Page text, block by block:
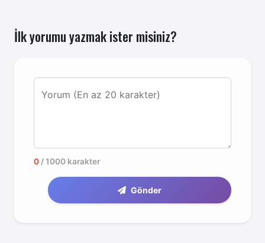
İlk yorumu yazmak ister misiniz?
Yorum (En az 20 karakter)
0/ 1000 karakter
Gönder